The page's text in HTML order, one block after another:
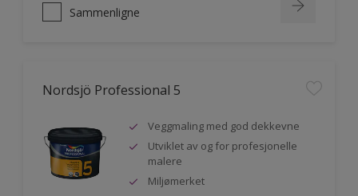
Sammenligne
Nordsjö Professional 5
Veggmaling med god dekkevne
Utviklet av og for profesjonelle
malere
Miljømerket